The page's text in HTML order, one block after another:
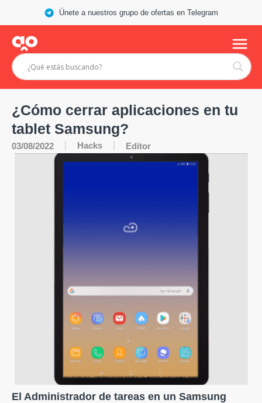
Únete a nuestros grupo de ofertas en Telegram
¿Cómo cerrar aplicaciones en tu
tablet Samsung?
03/08/2022 Hacks Editor
El Administrador de tareas en un Samsung